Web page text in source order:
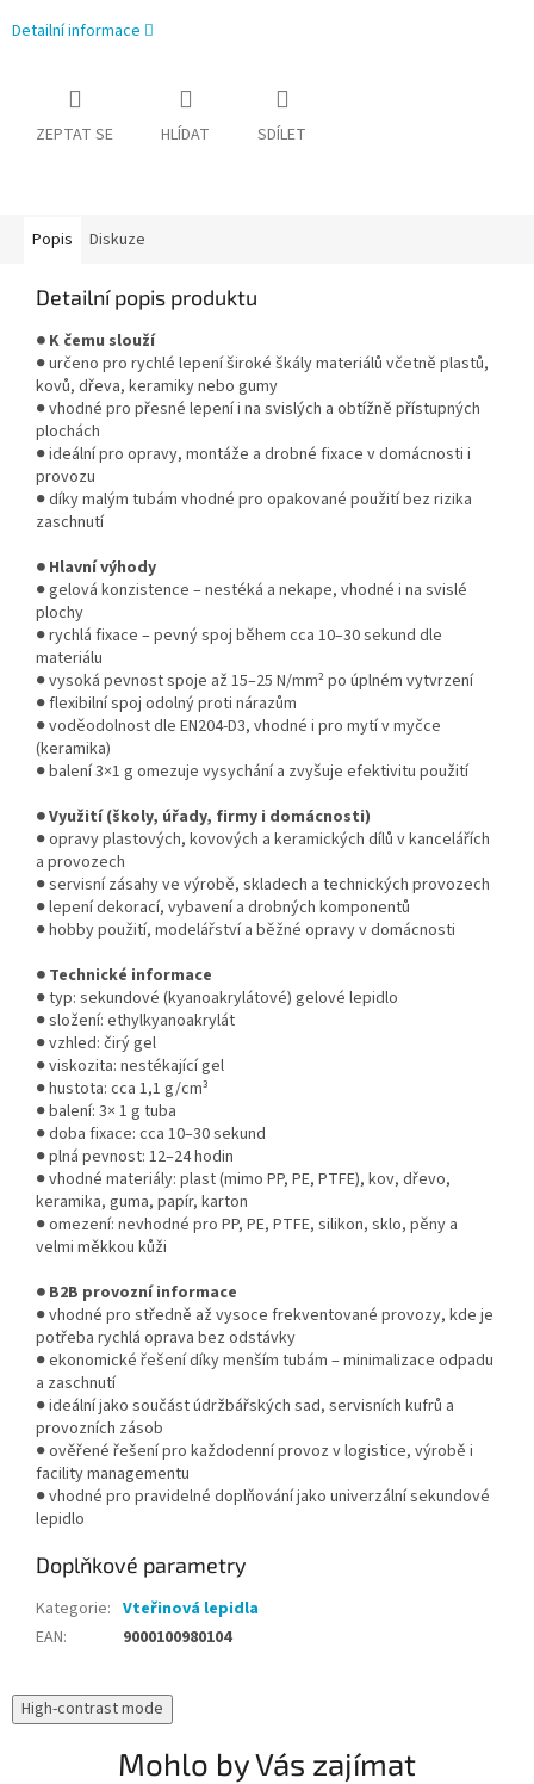
Detailní informace
ZEPTAT SE HLÍDAT SDÍLET
Popis Diskuze
Detailní popis produktu
● K čemu slouží
● určeno pro rychlé lepení široké škály materiálů včetně plastů,
kovů, dřeva, keramiky nebo gumy
● vhodné pro přesné lepení i na svislých a obtížně přístupných
plochách
● ideální pro opravy, montáže a drobné fixace v domácnosti i
provozu
● díky malým tubám vhodné pro opakované použití bez rizika
zaschnutí
● Hlavní výhody
● gelová konzistence – nestéká a nekape, vhodné i na svislé
plochy
● rychlá fixace – pevný spoj během cca 10–30 sekund dle
materiálu
● vysoká pevnost spoje až 15–25 N/mm² po úplném vytvrzení
● flexibilní spoj odolný proti nárazům
● voděodolnost dle EN204-D3, vhodné i pro mytí v myčce
(keramika)
● balení 3×1 g omezuje vysychání a zvyšuje efektivitu použití
● Využití (školy, úřady, firmy i domácnosti)
● opravy plastových, kovových a keramických dílů v kancelářích
a provozech
● servisní zásahy ve výrobě, skladech a technických provozech
● lepení dekorací, vybavení a drobných komponentů
● hobby použití, modelářství a běžné opravy v domácnosti
● Technické informace
● typ: sekundové (kyanoakrylátové) gelové lepidlo
● složení: ethylkyanoakrylát
● vzhled: čirý gel
● viskozita: nestékající gel
● hustota: cca 1,1 g/cm³
● balení: 3× 1 g tuba
● doba fixace: cca 10–30 sekund
● plná pevnost: 12–24 hodin
● vhodné materiály: plast (mimo PP, PE, PTFE), kov, dřevo,
keramika, guma, papír, karton
● omezení: nevhodné pro PP, PE, PTFE, silikon, sklo, pěny a
velmi měkkou kůži
● B2B provozní informace
● vhodné pro středně až vysoce frekventované provozy, kde je
potřeba rychlá oprava bez odstávky
● ekonomické řešení díky menším tubám – minimalizace odpadu
a zaschnutí
● ideální jako součást údržbářských sad, servisních kufrů a
provozních zásob
● ověřené řešení pro každodenní provoz v logistice, výrobě i
facility managementu
● vhodné pro pravidelné doplňování jako univerzální sekundové
lepidlo
Doplňkové parametry
Kategorie: Vteřinová lepidla
EAN: 9000100980104
High-contrast mode
Mohlo by Vás zajímat